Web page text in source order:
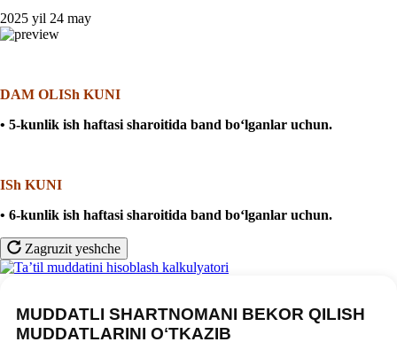
2025 yil 24 may
DAM OLISh KUNI
• 5-kunlik ish haftasi sharoitida band boʻlganlar uchun.
ISh KUNI
• 6-kunlik ish haftasi sharoitida band boʻlganlar uchun.
Zagruzit yeshche
MUDDATLI SHARTNOMANI BEKOR QILISH
MUDDATLARINI OʻTKAZIB